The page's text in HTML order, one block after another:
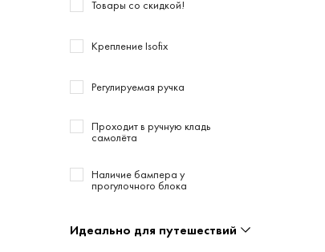
Товары со скидкой!
Крепление Isofix
Регулируемая ручка
Проходит в ручную кладь
самолёта
Наличие бампера у
прогулочного блока
Идеально для путешествий